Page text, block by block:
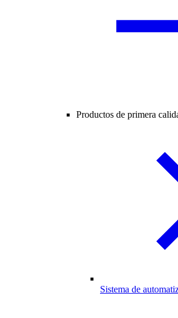
Productos de primera
Sistema de